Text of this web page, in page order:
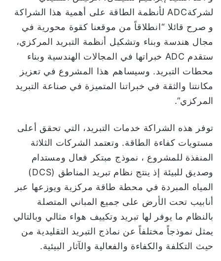
لشركةADC لأنظمة الطاقة على أهمية هذا الشراكة
و صرح قائلا “انطلاقاً من موقعنا كقوة محورية في
مجال هندسة وبناء وتشكيل أنظمة التبريد المركزي،
ستقدم ADC خبراتها في المجالات الهندسية وبناء
محطات التبريد. وسيساهم هذا المشروع في تعزيز
مكانتنا والثقة في خبراتنا المتميزة في صناعة التبريد
المركزي”.
توفر هذه الشراكة خدمات التبريد، التي تحقق أعلى
مستويات كفاءة الطاقة. وتعتمد الشركات الثلاثة
المنفذة للمشروع ، نموذج مبتكر فعال ومستدام
وصديق للبيئة إذ ينتج نظام تبريد المناطق (DCS)
المياه المبردة في محطة طاقة مركزية ويوزعها عبر
أنابيب تحت الأرض على جميع المباني المتصلة
بالنظام ما يوفر لها تبريد وتكييف هواء مثالي وبالتالي
يمثل نموذجاً مختلفاً عن نماذج التبريد التقليدية من
حيث التكلفة والكفاءة والفعالية والآثار البيئية.